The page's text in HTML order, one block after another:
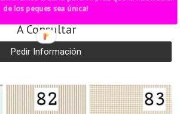
catálogo de telas 3
A Consultar
Pedir Información
de los peques sea única!